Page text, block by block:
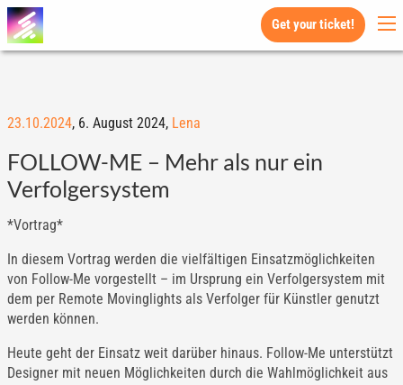
Get your ticket!
23.10.2024, 6. August 2024, Lena
FOLLOW-ME – Mehr als nur ein
Verfolgersystem
*Vortrag*
In diesem Vortrag werden die vielfältigen Einsatzmöglichkeiten
von Follow-Me vorgestellt – im Ursprung ein Verfolgersystem mit
dem per Remote Movinglights als Verfolger für Künstler genutzt
werden können.
Heute geht der Einsatz weit darüber hinaus. Follow-Me unterstützt
Designer mit neuen Möglichkeiten durch die Wahlmöglichkeit aus